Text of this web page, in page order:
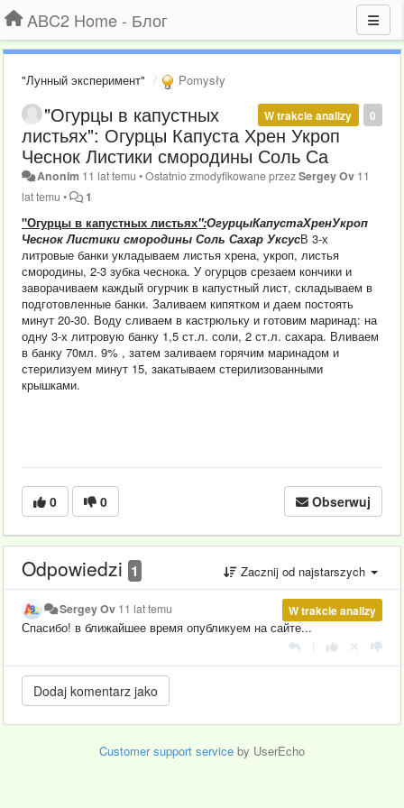
ABC2 Home - Блог
"Лунный эксперимент" Pomysły
0
W trakcie analizy
"Огурцы в капустных
листьях": Огурцы Капуста Хрен Укроп
Чеснок Листики смородины Соль Са
Anonim 11 lat temu •Ostatnio zmodyfikowane przezSergey Ov 11
lat temu • 1
"Огурцы в капустных листьях":ОгурцыКапустаХренУкроп
Чеснок Листики смородины Соль Сахар УксусВ 3-х
литровые банки укладываем листья хрена, укроп, листья
смородины, 2-3 зубка чеснока. У огурцов срезаем кончики и
заворачиваем каждый огурчик в капустный лист, складываем в
подготовленные банки. Заливаем кипятком и даем постоять
минут 20-30. Воду сливаем в кастрюльку и готовим маринад: на
одну 3-х литровую банку 1,5 ст.л. соли, 2 ст.л. сахара. Вливаем
в банку 70мл. 9% , затем заливаем горячим маринадом и
стерилизуем минут 15, закатываем стерилизованными
крышками.
0 0 Obserwuj
Odpowiedzi 1 Zacznij od najstarszych
W trakcie analizy
Sergey Ov 11 lat temu
Спасибо! в ближайшее время опубликуем на сайте...
Customer support service by UserEcho